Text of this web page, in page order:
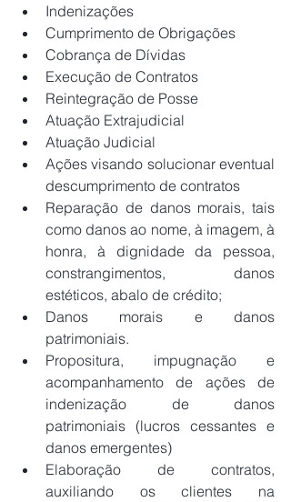
Indenizações
Cumprimento de Obrigações
Cobrança de Dívidas
Execução de Contratos
Reintegração de Posse
Atuação Extrajudicial
Atuação Judicial
Ações visando solucionar eventual
descumprimento de contratos
Reparação de danos morais, tais
como danos ao nome, à imagem, à
honra, à dignidade da pessoa,
constrangimentos, danos
estéticos, abalo de crédito;
Danos morais e danos
patrimoniais.
Propositura, impugnação e
acompanhamento de ações de
indenização de danos
patrimoniais (lucros cessantes e
danos emergentes)
Elaboração de contratos,
auxiliando os clientes na